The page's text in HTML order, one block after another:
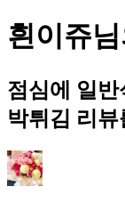
흰이쥬
점심에 일
박튀김 리